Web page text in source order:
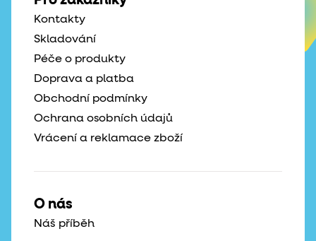
Kontakty
Skladování
Péče o produkty
Doprava a platba
Obchodní podmínky
Ochrana osobních údajů
Vrácení a reklamace zboží
O nás
Náš příběh